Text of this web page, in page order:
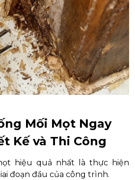
Mối Mọt Ngay
Kế và Thi Công
hiệu quả nhất là thực hiện
đoạn đầu của công trình.